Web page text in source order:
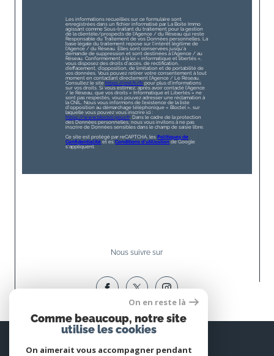
Les informations recueillies sur ce formulaire sont
enregistrées dans un fichier informatisé par La Boite Immo
agissant comme Sous-traitant du traitement pour la gestion
de la clientèle/prospects de l'Agence / du Réseau qui reste
Responsable du Traitement de vos Données personnelles. La
base légale du traitement repose sur l'intérêt légitime de
l'Agence / du Réseau. Elles sont conservées jusqu'à
demande de suppression et sont destinées à l'Agence / au
Réseau. Conformément à la loi « informatique et libertés »,
vous disposez des droits d’accès, de rectification,
d’effacement, d’opposition, de limitation et de portabilité de
vos données. Vous pouvez retirer votre consentement à tout
moment en contactant directement l’Agence / Le Réseau.
Consultez le site https://cnil.fr/fr pour plus d’informations
sur vos droits. Si vous estimez, après avoir contacté l'Agence
/ le Réseau, que vos droits « Informatique et Libertés » ne
sont pas respectés, vous pouvez adresser une réclamation à
la CNIL. Nous vous informons de l’existence de la liste
d'opposition au démarchage téléphonique « Bloctel », sur
laquelle vous pouvez vous inscrire ici :
https://www.bloctel.gouv.fr. Dans le cadre de la protection
des Données personnelles, nous vous invitons à ne pas
inscrire de Données sensibles dans le champ de saisie libre.
Ce site est protégé par reCAPTCHA, les Politiques de
Confidentialité et esConditions d'utilisation de Google
s'appliquent.
Nous suivre sur
Espace
PROPRIÉTAIRE
On en reste là
Comme beaucoup, notre site
utilise les cookies
On aimerait vous accompagner pendant